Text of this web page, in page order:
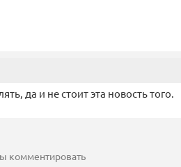
да и не стоит эта новость того.
комментировать